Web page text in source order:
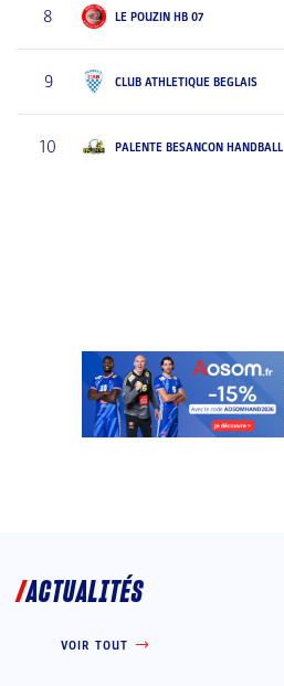
8 LE POUZIN HB 07
9 CLUB ATHLETIQUE BEGLAIS
10 PALENTE BESANCON HANDBALL
ACTUALITÉS
VOIR TOUT